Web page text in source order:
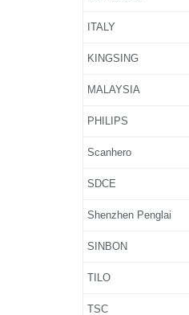
ITALY
KINGSING
MALAYSIA
PHILIPS
Scanhero
SDCE
Shenzhen Penglai
SINBON
TILO
TSC